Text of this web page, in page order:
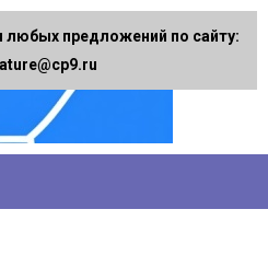
любых предложений по сайту: